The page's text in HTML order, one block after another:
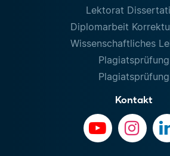
Lektorat
Diplomarbeit
Wissenschaftliches
Plagiatsprüfung
Plagiatsprüfung
Kontakt